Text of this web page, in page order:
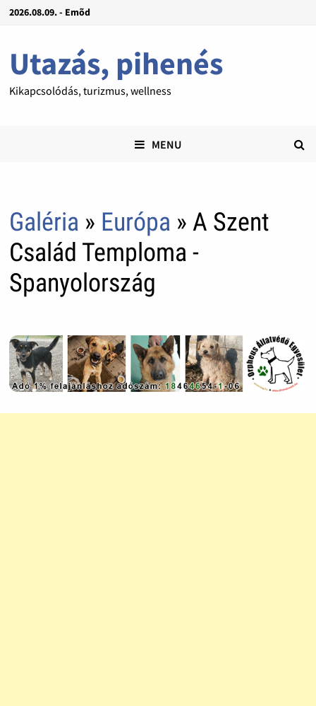
2026.08.09. - Emõd
Utazás, pihenés
Kikapcsolódás, turizmus, wellness
MENU
Galéria » Európa » A Szent
Család Temploma -
Spanyolország